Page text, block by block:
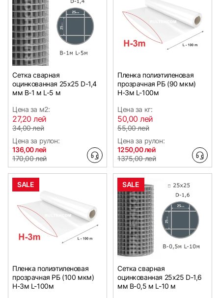
Сетка сварная
оцинкованная 25х25 D-1,4
мм B-1 м L-5 м
Цена за м2:
27,20 лей
34,00 лей
Цена за рулон:
136,00 лей
170,00 лей
Пленка полиэтиленовая
прозрачная РБ (90 мкм)
Н-3м L-100м
Цена за кг:
50,00 лей
55,00 лей
Цена за рулон:
1250,00 лей
1375,00 лей
SALE
Пленка полиэтиленовая
прозрачная РБ (100 мкм)
Н-3м L-100м
SALE
Сетка сварная
оцинкованная 25х25 D-1,6
мм B-0,5 м L-10 м